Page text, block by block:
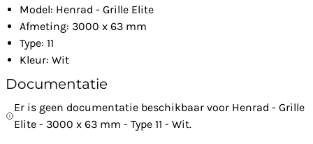
Model: Henrad - Grille Elite
Afmeting: 3000 x 63 mm
Type: 11
Kleur: Wit
Documentatie
Er is geen documentatie beschikbaar voor Henrad - Grille
Elite - 3000 x 63 mm - Type 11 - Wit.